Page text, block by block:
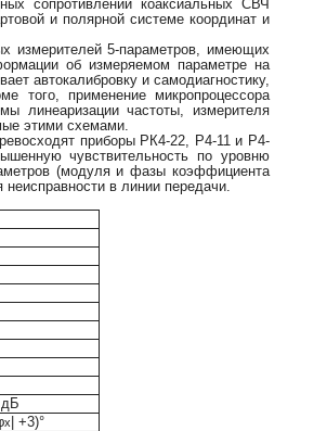
сопротивлений коаксиальных СВЧ
и полярной системе координат и
измерителей 5-параметров, имеющих
об измеряемом параметре на
автокалибровку и самодиагностику,
того, применение микропроцессора
линеаризации частоты, измерителя
этими схемами.
приборы РК4-22, Р4-11 и Р4-
чувствительность по уровню
(модуля и фазы коэффициента
в линии передачи.
х
| +3)°